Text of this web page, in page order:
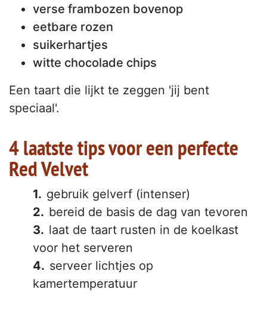
verse frambozen bovenop
eetbare rozen
suikerhartjes
witte chocolade chips
Een taart die lijkt te zeggen 'jij bent
speciaal'.
4 laatste tips voor een perfecte
Red Velvet
gebruik gelverf (intenser)
bereid de basis de dag van tevoren
laat de taart rusten in de koelkast
voor het serveren
serveer lichtjes op
kamertemperatuur